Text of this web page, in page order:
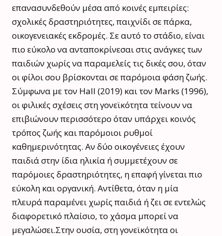
επανασυνδεθούν μέσα από κοινές εμπειρίες:
σχολικές δραστηριότητες, παιχνίδι σε πάρκα,
οικογενειακές εκδρομές. Σε αυτό το στάδιο, είναι
πιο εύκολο να ανταποκρίνεσαι στις ανάγκες των
παιδιών χωρίς να παραμελείς τις δικές σου, όταν
οι φίλοι σου βρίσκονται σε παρόμοια φάση ζωής.
Σύμφωνα με τον Hall (2019) και τον Marks (1996),
οι φιλικές σχέσεις στη γονεϊκότητα τείνουν να
επιβιώνουν περισσότερο όταν υπάρχει κοινός
τρόπος ζωής και παρόμοιοι ρυθμοί
καθημερινότητας. Αν δύο οικογένειες έχουν
παιδιά στην ίδια ηλικία ή συμμετέχουν σε
παρόμοιες δραστηριότητες, η επαφή γίνεται πιο
εύκολη και οργανική. Αντίθετα, όταν η μία
πλευρά παραμένει χωρίς παιδιά ή ζει σε εντελώς
διαφορετικό πλαίσιο, το χάσμα μπορεί να
μεγαλώσει.Στην ουσία, στη γονεϊκότητα οι